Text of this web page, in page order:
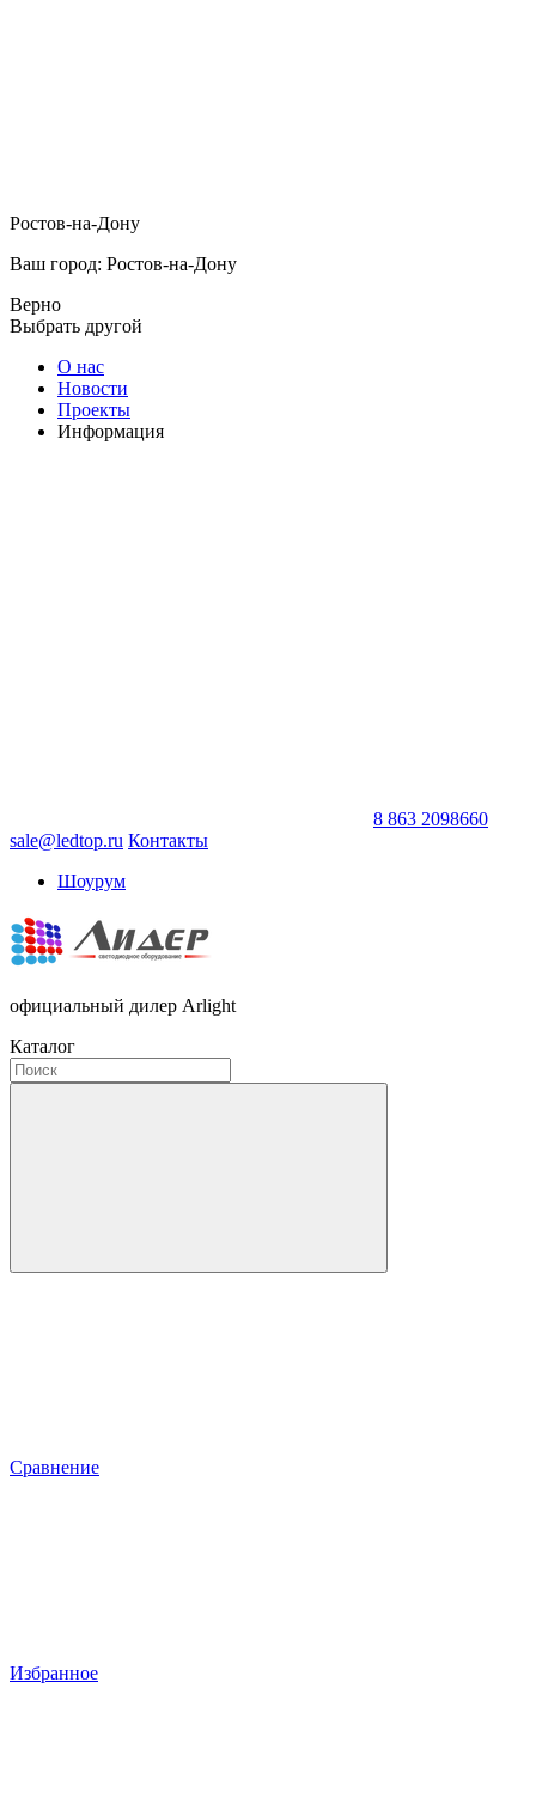
Ростов-на-Дону
Ваш город: Ростов-на-Дону
Верно
Выбрать другой
О нас
Новости
Проекты
Информация
8 863 2098660
sale@ledtop.ru Контакты
Шоурум
официальный дилер Arlight
Каталог
Сравнение
Избранное